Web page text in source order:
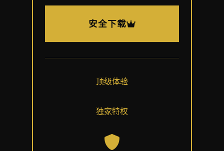
安全下载
顶级体验
独家特权